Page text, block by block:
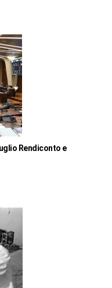
Rendiconto e